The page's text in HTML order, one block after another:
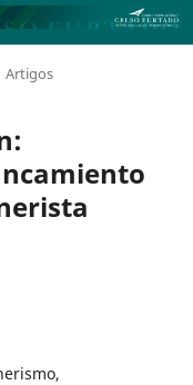
Artigos